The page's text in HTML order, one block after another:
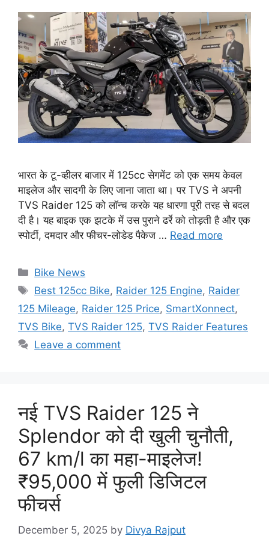
भारत के टू-व्हीलर बाजार में 125cc सेगमेंट को एक समय केवल
माइलेज और सादगी के लिए जाना जाता था। पर TVS ने अपनी
TVS Raider 125 को लॉन्च करके यह धारणा पूरी तरह से बदल
दी है। यह बाइक एक झटके में उस पुराने ढर्रे को तोड़ती है और एक
स्पोर्टी, दमदार और फीचर-लोडेड पैकेज … Read more
Categories
Bike News
Tags
Best 125cc Bike, Raider 125 Engine, Raider
125 Mileage, Raider 125 Price, SmartXonnect,
TVS Bike, TVS Raider 125, TVS Raider Features
Leave a comment
नई TVS Raider 125 ने
Splendor को दी खुली चुनौती,
67 km/l का महा-माइलेज!
₹95,000 में फुली डिजिटल
फीचर्स
December 5, 2025 by Divya Rajput